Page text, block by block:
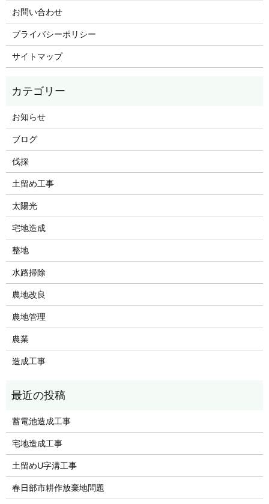
お問い合わせ
プライバシーポリシー
サイトマップ
お知らせ
ブログ
伐採
土留め工事
太陽光
宅地造成
整地
水路掃除
農地改良
農地管理
農業
造成工事
蓄電池造成工事
宅地造成工事
土留めU字溝工事
春日部市耕作放棄地問題